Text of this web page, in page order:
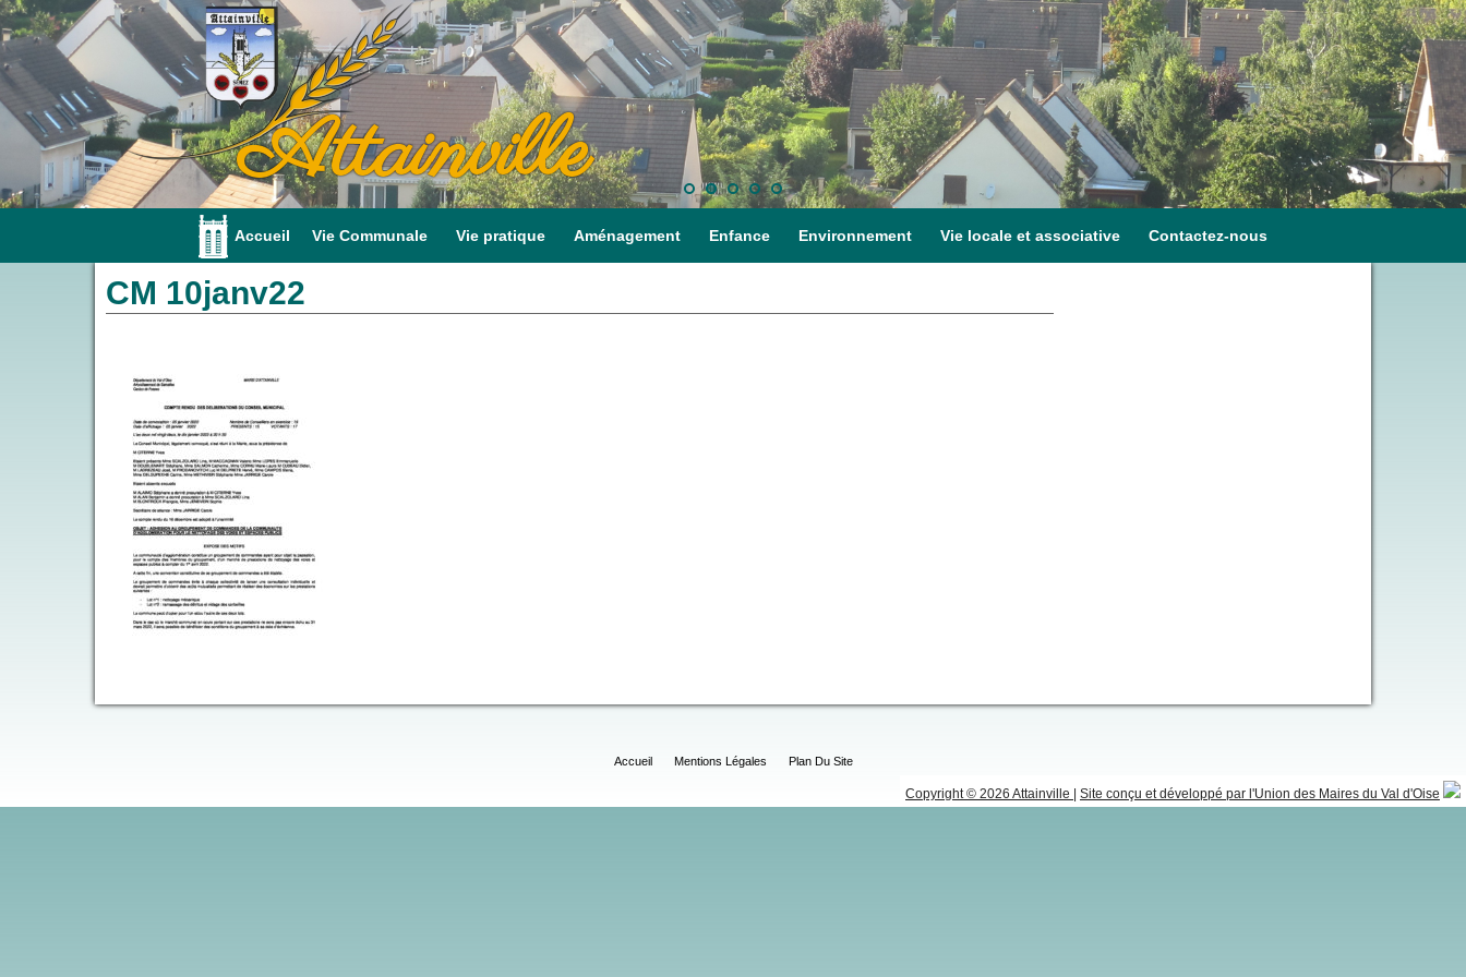
Attainville
Accueil Vie Communale Vie pratique Aménagement Enfance Environnement Vie locale et associative Contactez-nous
CM 10janv22
Accueil Mentions Légales Plan Du Site
Copyright © 2026 Attainville Site conçu et développé par l'Union des Maires du Val d'Oise